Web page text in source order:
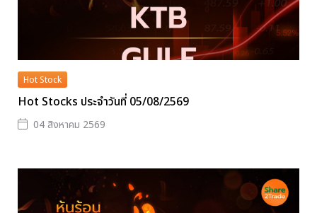
Hot Stock
Hot Stocks ประจำวันที่ 05/08/2569
04 สิงหาคม 2569